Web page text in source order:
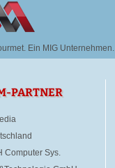
Ein MIG Unternehmen.
PARTNER
Computer Sys.